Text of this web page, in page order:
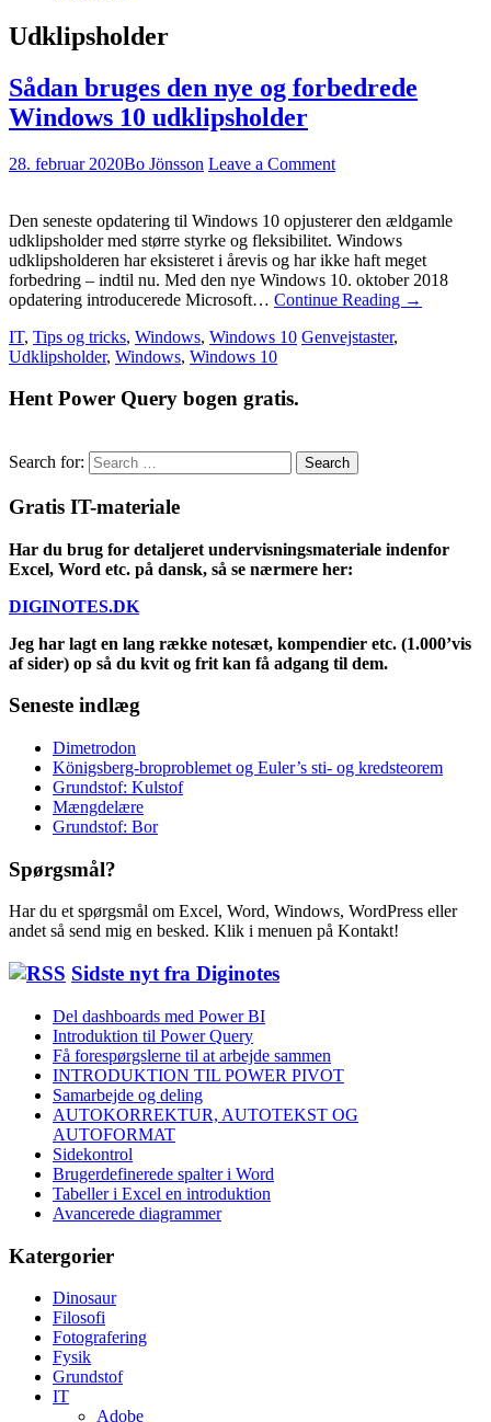
Udklipsholder
Sådan bruges den nye og forbedrede
Windows 10 udklipsholder
28. februar 2020Bo Jönsson Leave a Comment
Den seneste opdatering til Windows 10 opjusterer den ældgamle
udklipsholder med større styrke og fleksibilitet. Windows
udklipsholderen har eksisteret i årevis og har ikke haft meget
forbedring – indtil nu. Med den nye Windows 10. oktober 2018
opdatering introducerede Microsoft… Continue Reading →
IT, Tips og tricks, Windows, Windows 10 Genvejstaster,
Udklipsholder, Windows, Windows 10
Hent Power Query bogen gratis.
Search for:
Gratis IT-materiale
Har du brug for detaljeret undervisningsmateriale indenfor
Excel, Word etc. på dansk, så se nærmere her:
DIGINOTES.DK
Jeg har lagt en lang række notesæt, kompendier etc. (1.000’vis
af sider) op så du kvit og frit kan få adgang til dem.
Seneste indlæg
Dimetrodon
Königsberg-broproblemet og Euler’s sti- og kredsteorem
Grundstof: Kulstof
Mængdelære
Grundstof: Bor
Spørgsmål?
Har du et spørgsmål om Excel, Word, Windows, WordPress eller
andet så send mig en besked. Klik i menuen på Kontakt!
Sidste nyt fra Diginotes
Del dashboards med Power BI
Introduktion til Power Query
Få forespørgslerne til at arbejde sammen
INTRODUKTION TIL POWER PIVOT
Samarbejde og deling
AUTOKORREKTUR, AUTOTEKST OG
AUTOFORMAT
Sidekontrol
Brugerdefinerede spalter i Word
Tabeller i Excel en introduktion
Avancerede diagrammer
Katergorier
Dinosaur
Filosofi
Fotografering
Fysik
Grundstof
IT
Adobe